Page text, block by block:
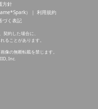
方針
）
利用規約
づく表記
約した場合に、
ることがあります。
像の無断転載を禁じます。
Inc.